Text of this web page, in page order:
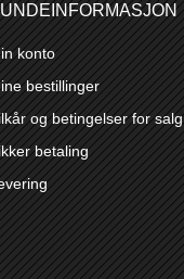
konto
bestillinger
og betingelser for salg
betaling